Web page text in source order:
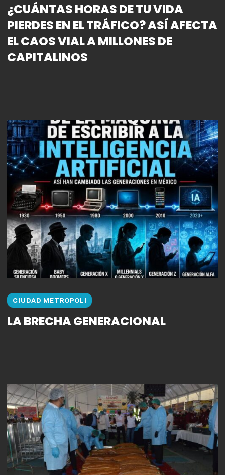
¿CUÁNTAS HORAS DE TU VIDA
PIERDES EN EL TRÁFICO? ASÍ AFECTA
EL CAOS VIAL A MILLONES DE
CAPITALINOS
CIUDAD METROPOLI
LA BRECHA GENERACIONAL